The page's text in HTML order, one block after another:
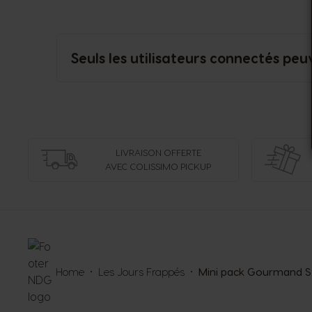
Seuls les utilisateurs connectés
LIVRAISON OFFERTE
AVEC COLISSIMO PICKUP
Home Les Jours Frappés Mini pack Gourmand